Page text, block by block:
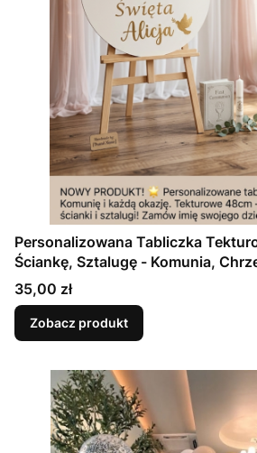
Personalizowana Tabliczka
Ściankę, Sztalugę - Komunia,
Cena
35,00 zł
Zobacz produkt